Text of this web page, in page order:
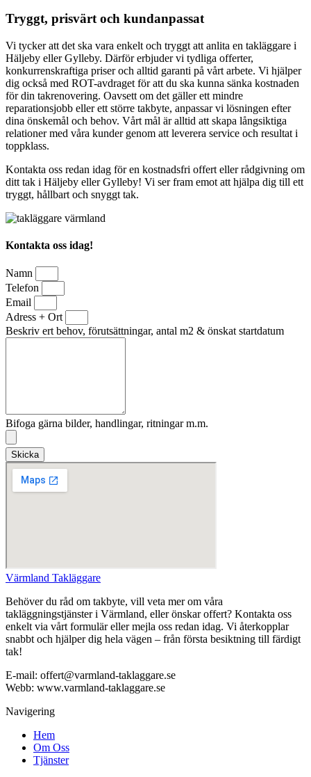
Tryggt, prisvärt och kundanpassat
Vi tycker att det ska vara enkelt och tryggt att anlita en takläggare i
Häljeby eller Gylleby. Därför erbjuder vi tydliga offerter,
konkurrenskraftiga priser och alltid garanti på vårt arbete. Vi hjälper
dig också med ROT-avdraget för att du ska kunna sänka kostnaden
för din takrenovering. Oavsett om det gäller ett mindre
reparationsjobb eller ett större takbyte, anpassar vi lösningen efter
dina önskemål och behov. Vårt mål är alltid att skapa långsiktiga
relationer med våra kunder genom att leverera service och resultat i
toppklass.
Kontakta oss redan idag för en kostnadsfri offert eller rådgivning om
ditt tak i Häljeby eller Gylleby! Vi ser fram emot att hjälpa dig till ett
tryggt, hållbart och snyggt tak.
Kontakta oss idag!
Namn
Telefon
Email
Adress + Ort
Beskriv ert behov, förutsättningar, antal m2 & önskat startdatum
Bifoga gärna bilder, handlingar, ritningar m.m.
Skicka
Värmland Takläggare
Behöver du råd om takbyte, vill veta mer om våra
takläggningstjänster i Värmland, eller önskar offert? Kontakta oss
enkelt via vårt formulär eller mejla oss redan idag. Vi återkopplar
snabbt och hjälper dig hela vägen – från första besiktning till färdigt
tak!
E-mail: offert@varmland-taklaggare.se
Webb: www.varmland-taklaggare.se
Navigering
Hem
Om Oss
Tjänster